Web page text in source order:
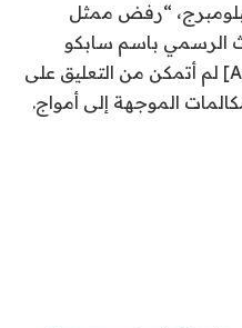
لبلومبرج، “رفض ممثل
الرسمي باسم سابكو
[Amouage’s parent company] لم أتمكن من التعليق على
الموجهة إلى أمواج.